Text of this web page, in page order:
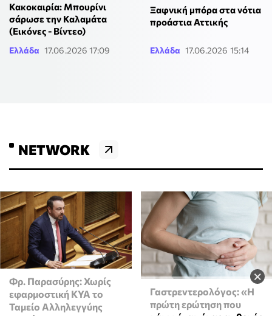
×
Κακοκαιρία: Μπουρίνι
σάρωσε την Καλαμάτα
(Εικόνες - Βίντεο)
Ελλάδα 17.06.2026 17:09
Ξαφνική μπόρα στα νότια
προάστια Αττικής
Ελλάδα 17.06.2026 15:14
NETWORK
Φρ. Παρασύρης: Χωρίς
εφαρμοστική ΚΥΑ το
Ταμείο Αλληλεγγύης
Γαστρεντερολόγος: «Η
πρώτη ερώτηση που